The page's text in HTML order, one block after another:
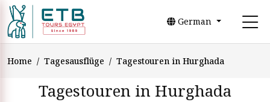
German
Home Tagesausflüge Tagestouren in Hurghada
Tagestouren in Hurghada